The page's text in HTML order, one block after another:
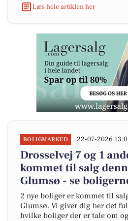
Læs hele artiklen her
BOLIGMARKED 22-07-2026
Drosselvej 7 og 1
kommet til salg
Glumsø - se
2 nye boliger er kommet til
Glumsø. Vi giver dig her det
hvilke boliger der er tale om